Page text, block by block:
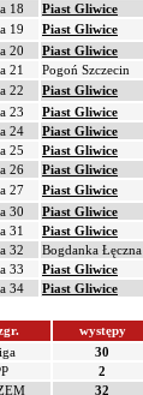
18 Piast Gliwice
19 Piast Gliwice
20 Piast Gliwice
21 Pogoń Szczecin
22 Piast Gliwice
23 Piast Gliwice
24 Piast Gliwice
25 Piast Gliwice
26 Piast Gliwice
27 Piast Gliwice
30 Piast Gliwice
31 Piast Gliwice
32 Bogdanka Łęczna
33 Piast Gliwice
34 Piast Gliwice
występy
30
2
32